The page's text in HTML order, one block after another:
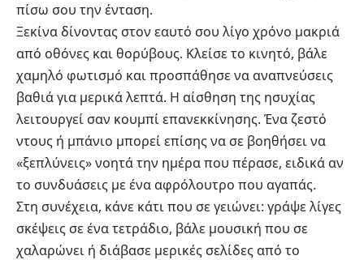
πίσω σου την ένταση.
Ξεκίνα δίνοντας στον εαυτό σου λίγο χρόνο μακριά
από οθόνες και θορύβους. Κλείσε το κινητό, βάλε
χαμηλό φωτισμό και προσπάθησε να αναπνεύσεις
βαθιά για μερικά λεπτά. Η αίσθηση της ησυχίας
λειτουργεί σαν κουμπί επανεκκίνησης. Ένα ζεστό
ντους ή μπάνιο μπορεί επίσης να σε βοηθήσει να
«ξεπλύνεις» νοητά την ημέρα που πέρασε, ειδικά αν
το συνδυάσεις με ένα αφρόλουτρο που αγαπάς.
Στη συνέχεια, κάνε κάτι που σε γειώνει: γράψε λίγες
σκέψεις σε ένα τετράδιο, βάλε μουσική που σε
χαλαρώνει ή διάβασε μερικές σελίδες από το